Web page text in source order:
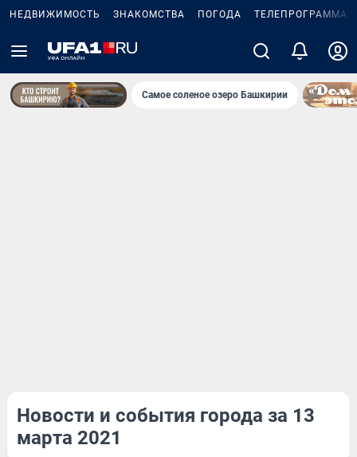
НЕДВИЖИМОСТЬ ЗНАКОМСТВА ПОГОДА ТЕЛЕПРОГРАММА
Самое соленое озеро Башкирии
Новости и события города за 13
марта 2021